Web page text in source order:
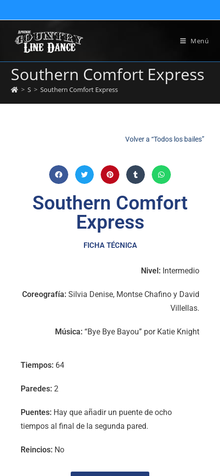
Menú
Southern Comfort Express
> S > Southern Comfort Express
Volver a “Todos los bailes”
Southern Comfort
Express
FICHA TÉCNICA
Nivel:Intermedio
Coreografía:Silvia Denise, Montse Chafino y David
Villellas.
Música:“Bye Bye Bayou” por Katie Knight
Tiempos: 64
Paredes: 2
Puentes: Hay que añadir un puente de ocho
tiempos al final de la segunda pared.
Reincios: No